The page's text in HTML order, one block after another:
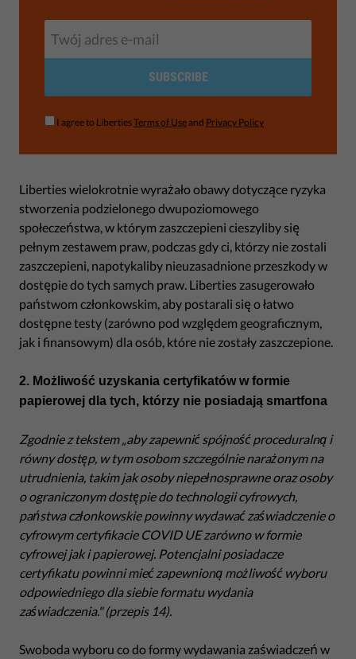
SUBSCRIBE
I agree to LibertiesTerms of Useand Privacy Policy
Liberties wielokrotnie wyrażało obawy dotyczące ryzyka
stworzenia podzielonego dwupoziomowego
społeczeństwa, w którym zaszczepieni cieszyliby się
pełnym zestawem praw, podczas gdy ci, którzy nie zostali
zaszczepieni, napotykaliby nieuzasadnione przeszkody w
dostępie do tych samych praw. Liberties zasugerowało
państwom członkowskim, aby postarali się o łatwo
dostępne testy (zarówno pod względem geograficznym,
jak i finansowym) dla osób, które nie zostały zaszczepione.
2. Możliwość uzyskania certyfikatów w formie
papierowej dla tych, którzy nie posiadają smartfona
Zgodnie z tekstem „aby zapewnić spójność proceduralną i
równy dostęp, w tym osobom szczególnie narażonym na
utrudnienia, takim jak osoby niepełnosprawne oraz osoby
o ograniczonym dostępie do technologii cyfrowych,
państwa członkowskie powinny wydawać zaświadczenie o
cyfrowym certyfikacie COVID UE zarówno w formie
cyfrowej jak i papierowej. Potencjalni posiadacze
certyfikatu powinni mieć zapewnioną możliwość wyboru
odpowiedniego dla siebie formatu wydania
zaświadczenia." (przepis 14).
Swoboda wyboru co do formy wydawania zaświadczeń w